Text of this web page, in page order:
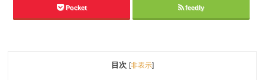
Pocket feedly
目次 [非表示]